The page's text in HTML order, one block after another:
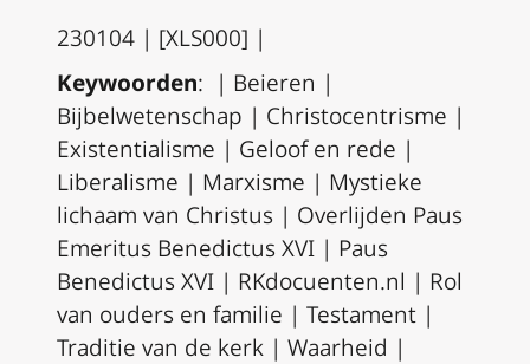
230104 | [XLS000] |
Keywoorden: | Beieren |
Bijbelwetenschap | Christocentrisme |
Existentialisme | Geloof en rede |
Liberalisme | Marxisme | Mystieke
lichaam van Christus | Overlijden Paus
Emeritus Benedictus XVI | Paus
Benedictus XVI | RKdocuenten.nl | Rol
van ouders en familie | Testament |
Traditie van de kerk | Waarheid |